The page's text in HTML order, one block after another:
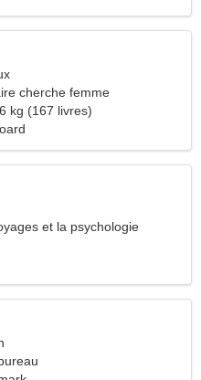
cherche femme
kg (167 livres)
et la psychologie